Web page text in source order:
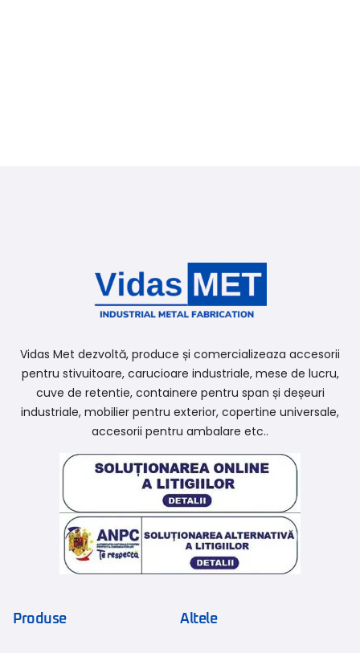
Vidas Met dezvoltă, produce și comercializeaza accesorii
pentru stivuitoare, carucioare industriale, mese de lucru,
cuve de retentie, containere pentru span și deșeuri
industriale, mobilier pentru exterior, copertine universale,
accesorii pentru ambalare etc..
Produse Altele